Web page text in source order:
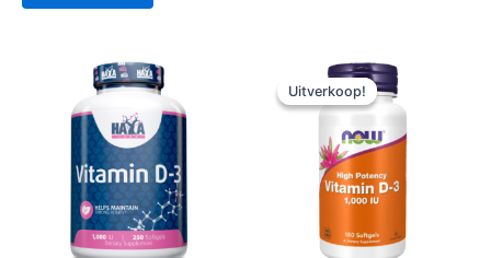
Uitverkoop!
Uitverkoop!